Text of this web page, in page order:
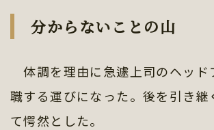
分からないことの山
体調を理由に急遽上司のヘッド
職する運びになった。後を引き継
て愕然とした。